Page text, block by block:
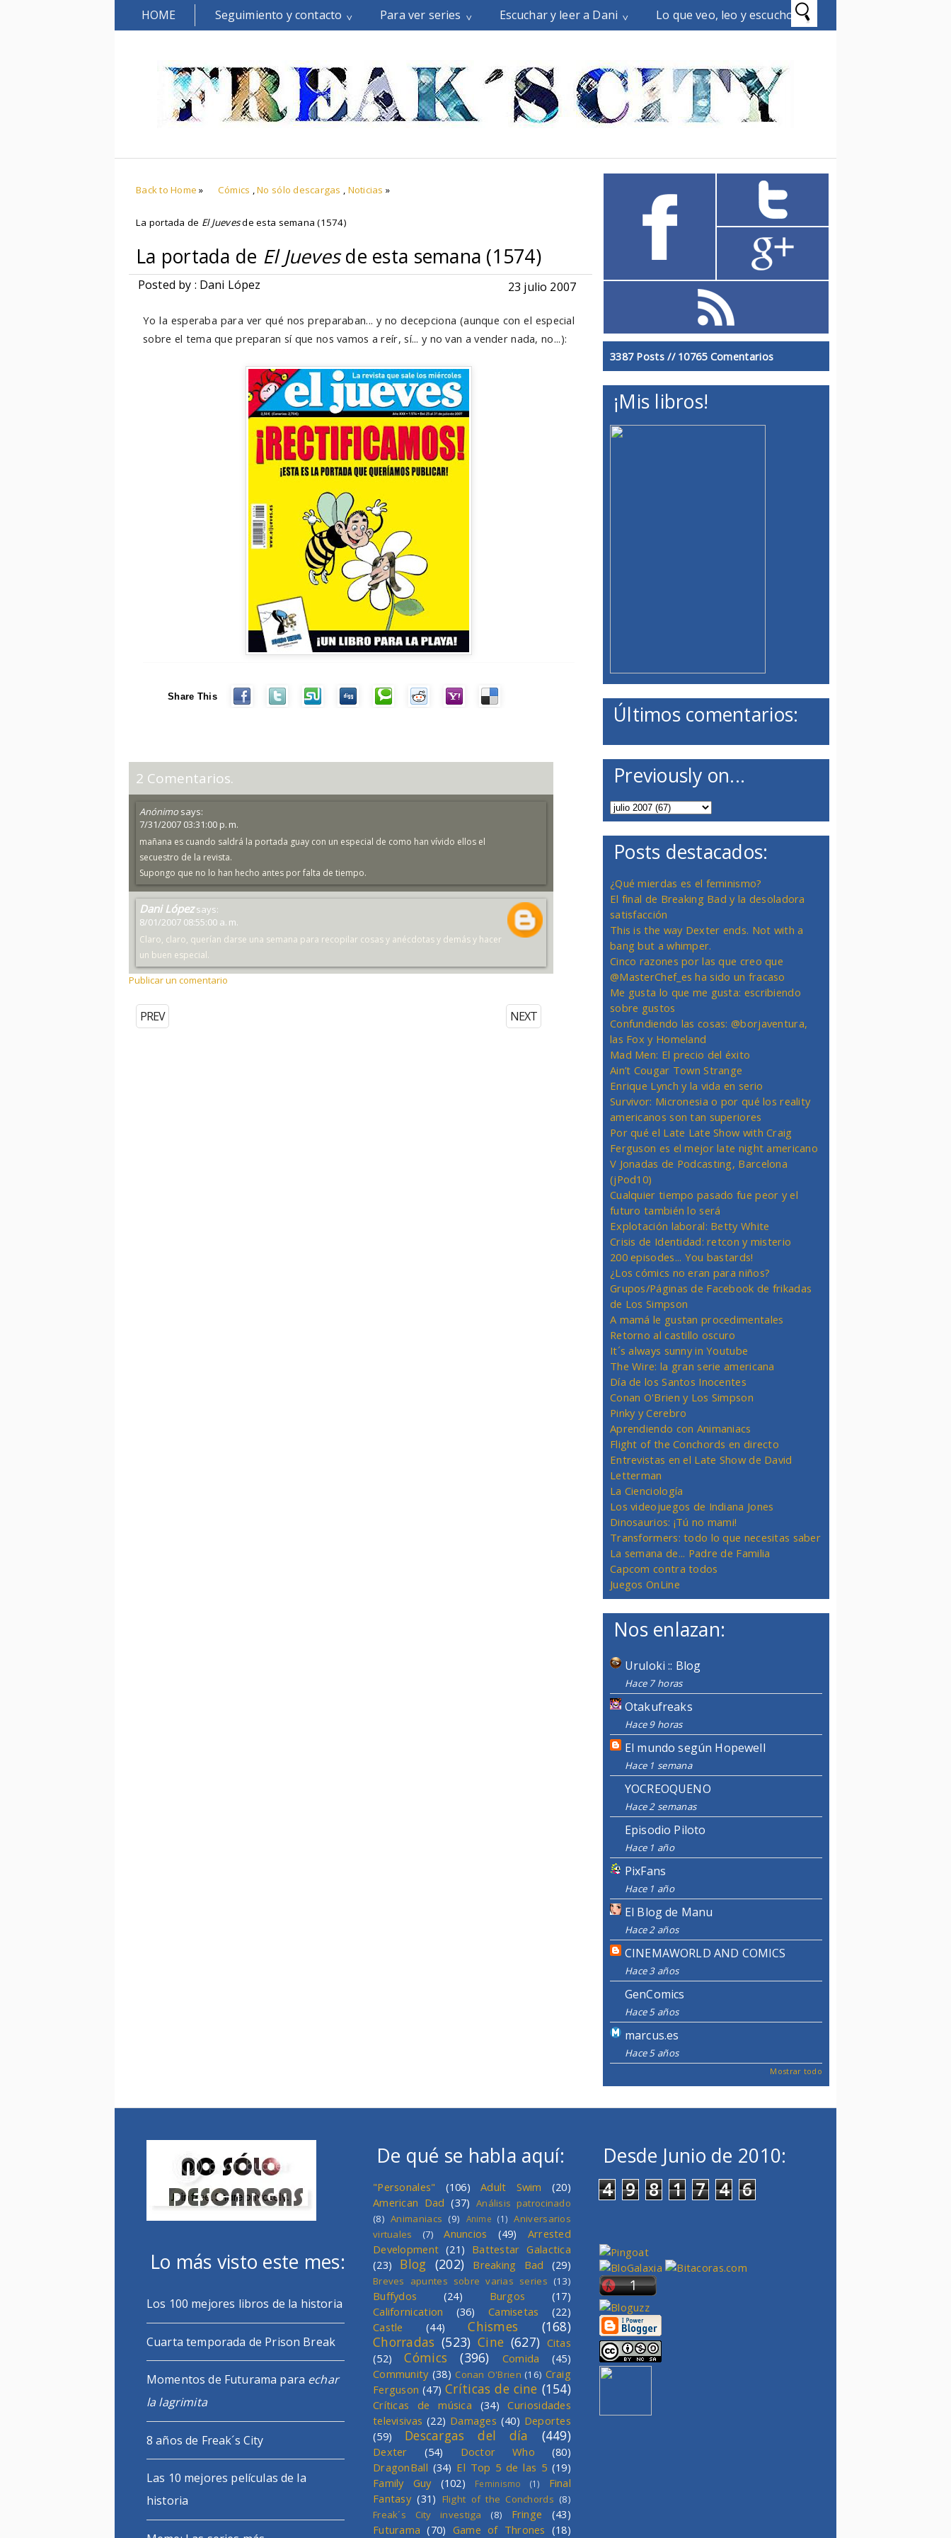
HOME Seguimiento y contacto Para ver series Escuchar y leer a Dani Lo que veo, leo y escucho
Back to Home » Cómics ,No sólo descargas , Noticias »
La portada de El Juevesde esta semana (1574)
La portada de El Juevesde esta semana (1574)
Posted by : Dani López 23 julio 2007
Yo la esperaba para ver qué nos preparaban... y no decepciona (aunque con el especial
sobre el tema que preparan sí que nos vamos a reír, sí... y no van a vender nada, no...):
Share This
2 Comentarios.
Anónimo says:
7/31/2007 03:31:00 p. m.
mañana es cuando saldrá la portada guay con un especial de como han vívido ellos el
secuestro de la revista.
Supongo que no lo han hecho antes por falta de tiempo.
Dani López says:
8/01/2007 08:55:00 a. m.
Claro, claro, querían darse una semana para recopilar cosas y anécdotas y demás y hacer
un buen especial.
Publicar un comentario
NEXT
PREV
3387 Posts // 10765 Comentarios
¡Mis libros!
Últimos comentarios:
Previously on...
Posts destacados:
¿Qué mierdas es el feminismo?
El final de Breaking Bad y la desoladora
satisfacción
This is the way Dexter ends. Not with a
bang but a whimper.
Cinco razones por las que creo que
@MasterChef_es ha sido un fracaso
Me gusta lo que me gusta: escribiendo
sobre gustos
Confundiendo las cosas: @borjaventura,
las Fox y Homeland
Mad Men: El precio del éxito
Ain’t Cougar Town Strange
Enrique Lynch y la vida en serio
Survivor: Micronesia o por qué los reality
americanos son tan superiores
Por qué el Late Late Show with Craig
Ferguson es el mejor late night americano
V Jonadas de Podcasting, Barcelona
(jPod10)
Cualquier tiempo pasado fue peor y el
futuro también lo será
Explotación laboral: Betty White
Crisis de Identidad: retcon y misterio
200 episodes... You bastards!
¿Los cómics no eran para niños?
Grupos/Páginas de Facebook de frikadas
de Los Simpson
A mamá le gustan procedimentales
Retorno al castillo oscuro
It´s always sunny in Youtube
The Wire: la gran serie americana
Día de los Santos Inocentes
Conan O'Brien y Los Simpson
Pinky y Cerebro
Aprendiendo con Animaniacs
Flight of the Conchords en directo
Entrevistas en el Late Show de David
Letterman
La Cienciología
Los videojuegos de Indiana Jones
Dinosaurios: ¡Tú no mami!
Transformers: todo lo que necesitas saber
La semana de... Padre de Familia
Capcom contra todos
Juegos OnLine
Nos enlazan:
Uruloki :: Blog
Hace 7 horas
Otakufreaks
Hace 9 horas
El mundo según Hopewell
Hace 1 semana
YOCREOQUENO
Hace 2 semanas
Episodio Piloto
Hace 1 año
PixFans
Hace 1 año
El Blog de Manu
Hace 2 años
CINEMAWORLD AND COMICS
Hace 3 años
GenComics
Hace 5 años
marcus.es
Hace 5 años
Mostrar todo
Lo más visto este mes:
Los 100 mejores libros de la historia
Cuarta temporada de Prison Break
Momentos de Futurama para echar
la lagrimita
8 años de Freak´s City
Las 10 mejores películas de la
historia
De qué se habla aquí:
"Personales" (106) Adult Swim
(20)
American Dad (37) Análisis patrocinado
(8) Animaniacs (9) Anime (1) Aniversarios
virtuales
(7) Anuncios (49)
Arrested
Development (21) Battestar Galactica
(23)
Blog (202) Breaking Bad (29)
Breves apuntes sobre varias series (13)
Buffydos (24) Burgos
(17)
Californication
(36) Camisetas
(22)
Castle
(44) Chismes
(168)
Chorradas (523) Cine (627) Citas
(52)
Cómics (396) Comida
(45)
Community (38) Conan O'Brien (16) Craig
Ferguson (47) Críticas de cine (154)
Críticas de música (34)
Curiosidades
televisivas (22) Damages (40) Deportes
(59)
Descargas del día (449)
Dexter (54) Doctor Who
(80)
DragonBall (34) El Top 5 de las 5 (19)
Family Guy
(102) Feminismo (1)
Final
Fantasy (31) Flight of the Conchords (8)
Freak´s City investiga
(8) Fringe
(43)
Futurama (70) Game of Thrones (18)
Desde Junio de 2010:
4 9 8 1 7 4 6